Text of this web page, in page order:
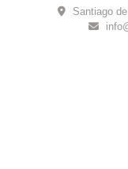
Santiago